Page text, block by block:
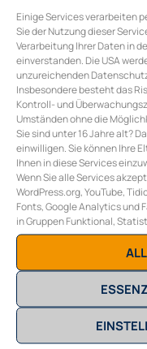
Einige Services verarbeiten
Sie der Nutzung dieser
Verarbeitung Ihrer Daten in
einverstanden. Die USA
unzureichenden
Insbesondere besteht das
Kontroll- und
Umständen ohne die
Sie sind unter 16 Jahre alt?
einwilligen. Sie können Ihre
Ihnen in diese Services
Wenn Sie alle Services
WordPress.org, YouTube,
Fonts, Google Analytics und
in Gruppen Funktional,
WEIX
COLLECTIVE
Burggasse 117/10
A-1070 Wien
Eoffice@collective-
T+43 (0) 1 311 28 01